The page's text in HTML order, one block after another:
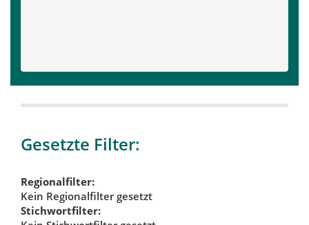
Gesetzte Filter:
Regionalfilter:
Kein Regionalfilter gesetzt
Stichwortfilter: